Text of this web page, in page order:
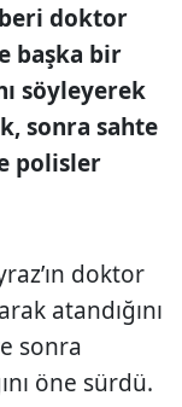
doktor
başka bir
söyleyerek
sonra sahte
polisler
doktor
atandığını
sonra
öne sürdü.